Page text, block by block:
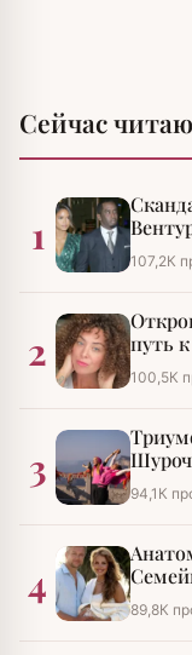
Сейчас
1
107,2К
2
путь
100,5К
3
94,1К
4
89,8К